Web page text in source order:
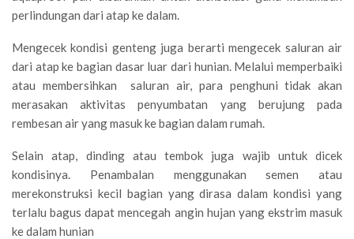
perlindungan dari atap ke dalam.
Mengecek kondisi genteng juga berarti mengecek saluran air
dari atap ke bagian dasar luar dari hunian. Melalui memperbaiki
atau membersihkan saluran air, para penghuni tidak akan
merasakan aktivitas penyumbatan yang berujung pada
rembesan air yang masuk ke bagian dalam rumah.
Selain atap, dinding atau tembok juga wajib untuk dicek
kondisinya. Penambalan menggunakan semen atau
merekonstruksi kecil bagian yang dirasa dalam kondisi yang
terlalu bagus dapat mencegah angin hujan yang ekstrim masuk
ke dalam hunian